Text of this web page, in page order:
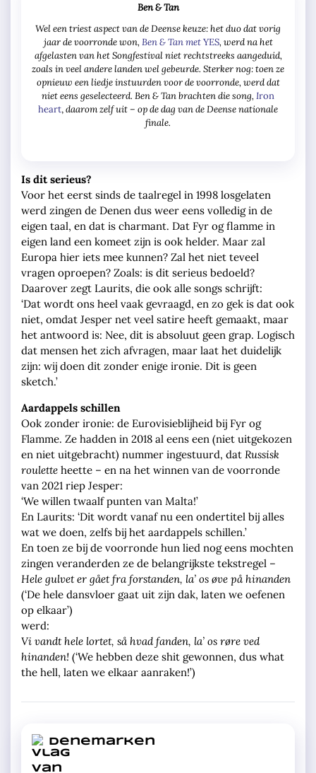
Ben & Tan
Wel een triest aspect van de Deense keuze: het duo dat vorig
jaar de voorronde won, Ben & Tan metYES, werd na het
afgelasten van het Songfestival niet rechtstreeks aangeduid,
zoals in veel andere landen wel gebeurde. Sterker nog: toen ze
opnieuw een liedje instuurden voor de voorronde, werd dat
niet eens geselecteerd. Ben & Tan brachten die song, Iron
heart,daarom zelf uit – op de dag van de Deense nationale
finale.
Is dit serieus?
Voor het eerst sinds de taalregel in 1998 losgelaten
werd zingen de Denen dus weer eens volledig in de
eigen taal, en dat is charmant. Dat Fyr og flamme in
eigen land een komeet zijn is ook helder. Maar zal
Europa hier iets mee kunnen? Zal het niet teveel
vragen oproepen? Zoals: is dit serieus bedoeld?
Daarover zegt Laurits, die ook alle songs schrijft:
‘Dat wordt ons heel vaak gevraagd, en zo gek is dat ook
niet, omdat Jesper net veel satire heeft gemaakt, maar
het antwoord is: Nee, dit is absoluut geen grap. Logisch
dat mensen het zich afvragen, maar laat het duidelijk
zijn: wij doen dit zonder enige ironie. Dit is geen
sketch.’
Aardappels schillen
Ook zonder ironie: de Eurovisieblijheid bij Fyr og
Flamme. Ze hadden in 2018 al eens een (niet uitgekozen
en niet uitgebracht) nummer ingestuurd, dat Russisk
roulette heette – en na het winnen van de voorronde
van 2021 riep Jesper:
‘We willen twaalf punten van Malta!’
En Laurits: ‘Dit wordt vanaf nu een ondertitel bij alles
wat we doen, zelfs bij het aardappels schillen.’
En toen ze bij de voorronde hun lied nog eens mochten
zingen veranderden ze de belangrijkste tekstregel –
Hele gulvet er gået fra forstanden, la’ os øve på hinanden
(‘De hele dansvloer gaat uit zijn dak, laten we oefenen
op elkaar’)
werd:
Vi vandt hele lortet, så hvad fanden, la’ os røre ved
hinanden! (‘We hebben deze shit gewonnen, dus what
the hell, laten we elkaar aanraken!’)
Denemarken